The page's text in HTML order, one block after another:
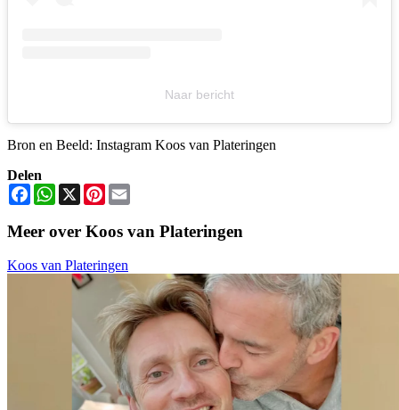
Naar bericht
Bron en Beeld: Instagram Koos van Plateringen
Delen
FacebookWhatsApp
X Pinterest
Meer over Koos van Plateringen
Koos van Plateringen